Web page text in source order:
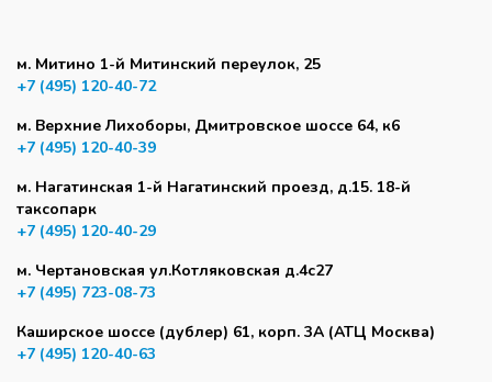
м. Митино 1-й Митинский переулок, 25
+7 (495) 120-40-72
м. Верхние Лихоборы, Дмитровское шоссе 64, к6
+7 (495) 120-40-39
м. Нагатинская 1-й Нагатинский проезд, д.15. 18-й
таксопарк
+7 (495) 120-40-29
м. Чертановская ул.Котляковская д.4с27
+7 (495) 723-08-73
Каширское шоссе (дублер) 61, корп. 3А (АТЦ Москва)
+7 (495) 120-40-63